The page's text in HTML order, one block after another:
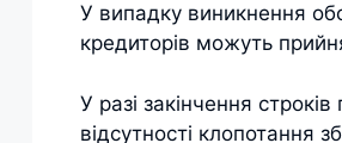
У випадку виникнення
кредиторів можуть
У разі закінчення
відсутності клопотання